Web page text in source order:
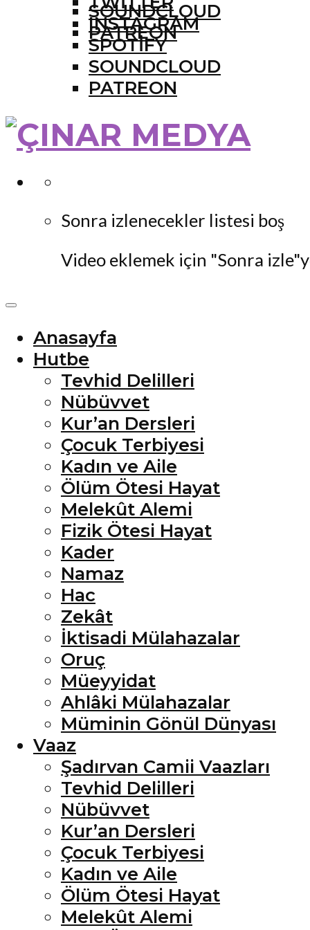
SOUNDCLOUD
PATREON
INSTAGRAM
SPOTIFY
SOUNDCLOUD
PATREON
Sonra izlenecekler listesi boş
Video eklemek için "Sonra
Anasayfa
Hutbe
Tevhid Delilleri
Nübüvvet
Kur’an Dersleri
Çocuk Terbiyesi
Kadın ve Aile
Ölüm Ötesi Hayat
Melekût Alemi
Fizik Ötesi Hayat
Kader
Namaz
Hac
Zekât
İktisadi Mülahazalar
Oruç
Müeyyidat
Ahlâki Mülahazalar
Müminin Gönül Dünyası
Vaaz
Şadırvan Camii Vaazları
Tevhid Delilleri
Nübüvvet
Kur’an Dersleri
Çocuk Terbiyesi
Kadın ve Aile
Ölüm Ötesi Hayat
Melekût Alemi